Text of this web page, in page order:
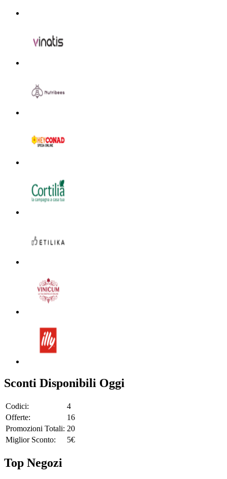
Sconti Disponibili Oggi
Codici:
4
Offerte:
16
Promozioni Totali: 20
Miglior Sconto:
5€
Top Negozi